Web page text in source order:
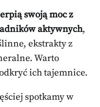
swoją moc z
aktywnych,
ekstrakty z
Warto
ich tajemnice.
spotkamy w